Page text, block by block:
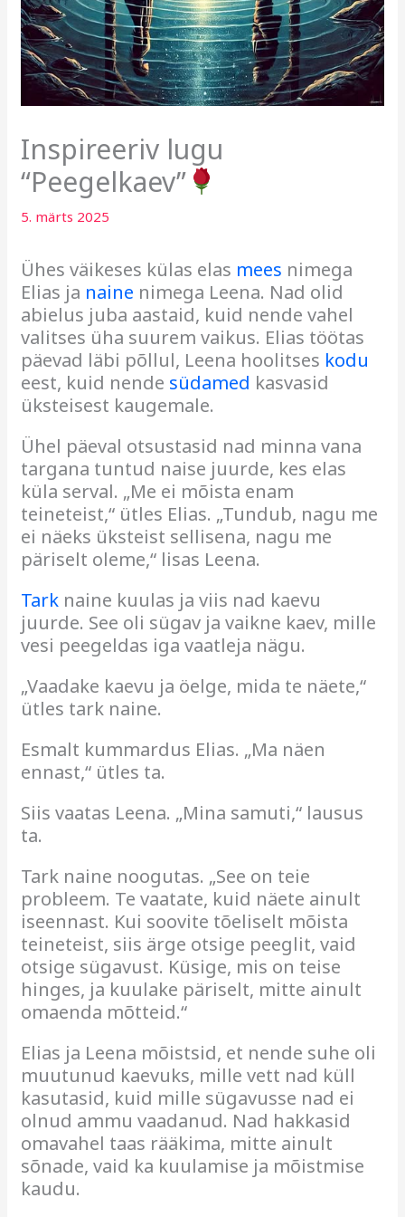
Inspireeriv lugu
“Peegelkaev”
5. märts 2025
Ühes väikeses külas elas mees nimega
Elias ja naine nimega Leena. Nad olid
abielus juba aastaid, kuid nende vahel
valitses üha suurem vaikus. Elias töötas
päevad läbi põllul, Leena hoolitses kodu
eest, kuid nende südamed kasvasid
üksteisest kaugemale.
Ühel päeval otsustasid nad minna vana
targana tuntud naise juurde, kes elas
küla serval. „Me ei mõista enam
teineteist,“ ütles Elias. „Tundub, nagu me
ei näeks üksteist sellisena, nagu me
päriselt oleme,“ lisas Leena.
Tark naine kuulas ja viis nad kaevu
juurde. See oli sügav ja vaikne kaev, mille
vesi peegeldas iga vaatleja nägu.
„Vaadake kaevu ja öelge, mida te näete,“
ütles tark naine.
Esmalt kummardus Elias. „Ma näen
ennast,“ ütles ta.
Siis vaatas Leena. „Mina samuti,“ lausus
ta.
Tark naine noogutas. „See on teie
probleem. Te vaatate, kuid näete ainult
iseennast. Kui soovite tõeliselt mõista
teineteist, siis ärge otsige peeglit, vaid
otsige sügavust. Küsige, mis on teise
hinges, ja kuulake päriselt, mitte ainult
omaenda mõtteid.“
Elias ja Leena mõistsid, et nende suhe oli
muutunud kaevuks, mille vett nad küll
kasutasid, kuid mille sügavusse nad ei
olnud ammu vaadanud. Nad hakkasid
omavahel taas rääkima, mitte ainult
sõnade, vaid ka kuulamise ja mõistmise
kaudu.